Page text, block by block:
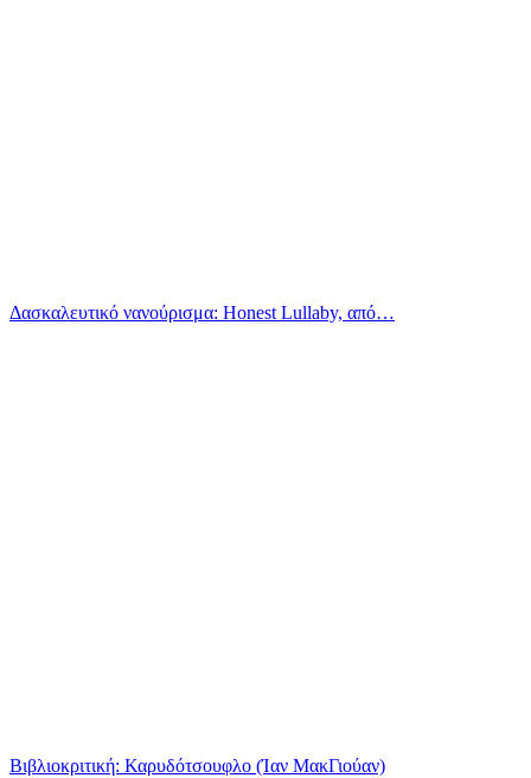
Δασκαλευτικό νανούρισμα: Honest Lullaby, από…
Βιβλιοκριτική: Καρυδότσουφλο (Ίαν ΜακΓιούαν)